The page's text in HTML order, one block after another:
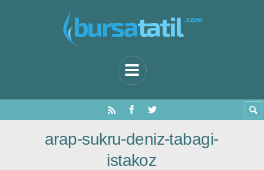
arap-sukru-deniz-tabagi-
istakoz